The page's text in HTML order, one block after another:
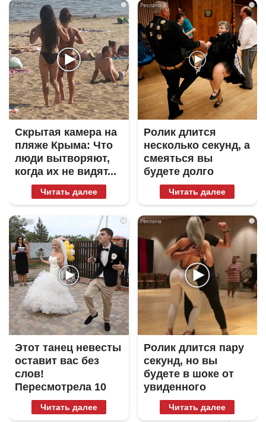
i
Скрытая камера на
пляже Крыма: Что
люди вытворяют,
когда их не видят...
Читать далее
i
Ролик длится
несколько секунд, а
смеяться вы
будете долго
Читать далее
i
Этот танец невесты
оставит вас без
слов!
Пересмотрела 10
раз
Читать далее
i
Ролик длится пару
секунд, но вы
будете в шоке от
увиденного
Читать далее